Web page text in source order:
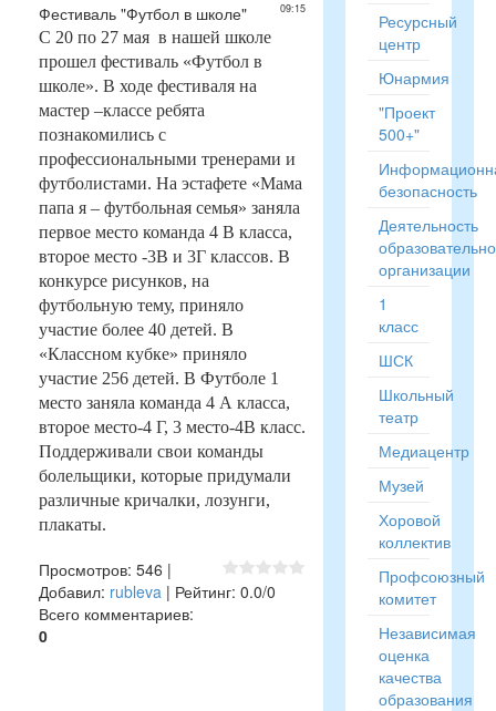
09:15
Фестиваль "Футбол в школе"
С 20 по 27 мая в нашей школе
прошел фестиваль «Футбол в
школе». В ходе фестиваля на
мастер –классе ребята
познакомились с
профессиональными тренерами и
футболистами. На эстафете «Мама
папа я – футбольная семья» заняла
первое место команда 4 В класса,
второе место -3В и 3Г классов. В
конкурсе рисунков, на
футбольную тему, приняло
участие более 40 детей. В
«Классном кубке» приняло
участие 256 детей. В Футболе 1
место заняла команда 4 А класса,
второе место-4 Г, 3 место-4В класс.
Поддерживали свои команды
болельщики, которые придумали
различные кричалки, лозунги,
плакаты.
Просмотров: 546 |
Добавил: rubleva | Рейтинг: 0.0/0
Всего комментариев:
0
Ресурсный
центр
Юнармия
"Проект
500+"
безопасность
Деятельность
организации
1
класс
ШСК
Школьный
театр
Медиацентр
Музей
Хоровой
коллектив
Профсоюзный
комитет
Независимая
оценка
качества
образования